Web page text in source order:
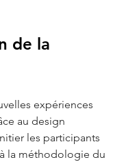
de la
expériences
au design
les participants
la méthodologie du